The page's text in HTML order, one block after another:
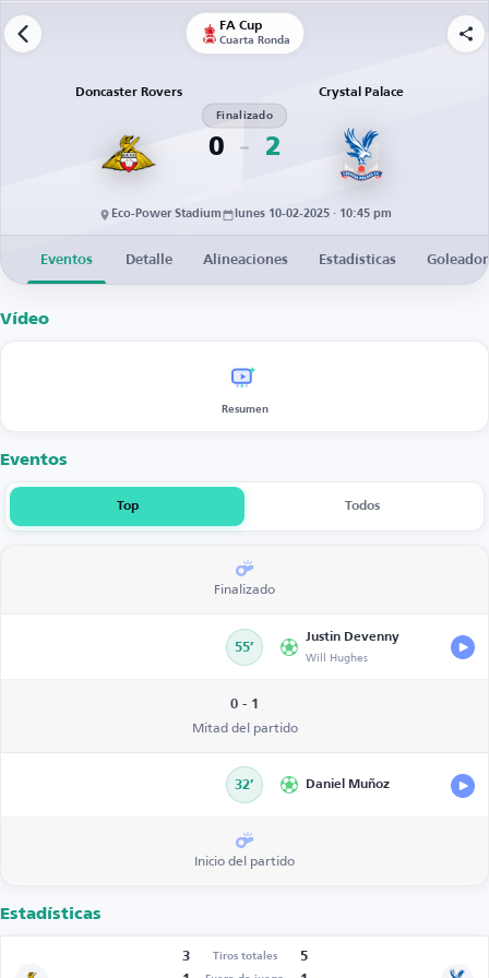
FA Cup
Cuarta Ronda
Doncaster Rovers
0
Finalizado
2
Crystal Palace
Eco-Power Stadium lunes 10-02-2025 · 10:45 pm
Eventos Detalle Alineaciones Estadísticas
Vídeo
Resumen
Eventos
Top Todos
Finalizado
55’
Justin Devenny
Will Hughes
0 - 1
Mitad del partido
32’ Daniel Muñoz
Inicio del partido
Estadísticas
3 Tiros totales
5